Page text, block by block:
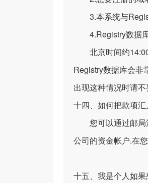
3.本系统与
4.Registry数据
北京时间约
Registry数据库会非
出现这种情况时请
十四、如何把款项
您可以通过邮局
公司的资金帐户.在
十五、我是个人如